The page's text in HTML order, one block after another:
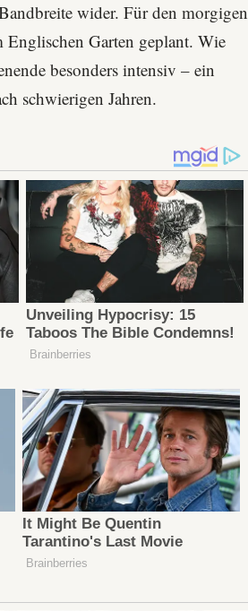
wider. Für den morgigen
Englischen Garten geplant. Wie
besonders intensiv – ein
schwierigen Jahren.